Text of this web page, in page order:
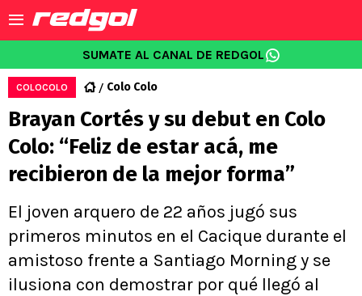
SUMATE AL CANAL DE REDGOL
COLOCOLO Colo Colo
Brayan Cortés y su debut en Colo
Colo: “Feliz de estar acá, me
recibieron de la mejor forma”
El joven arquero de 22 años jugó sus
primeros minutos en el Cacique durante el
amistoso frente a Santiago Morning y se
ilusiona con demostrar por qué llegó al